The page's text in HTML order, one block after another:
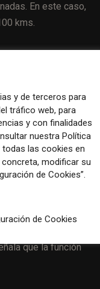
En este caso,
kms.
sucediendo ahora”.
la línea de
de búsqueda,
que la función
y de terceros para
tráfico web, para
y con finalidades
nuestra Política
todas las cookies en
modificar su
de Cookies”.
de Cookies